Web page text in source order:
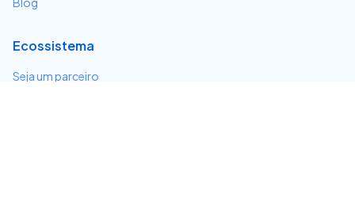
Ecossistema
Seja um parceiro